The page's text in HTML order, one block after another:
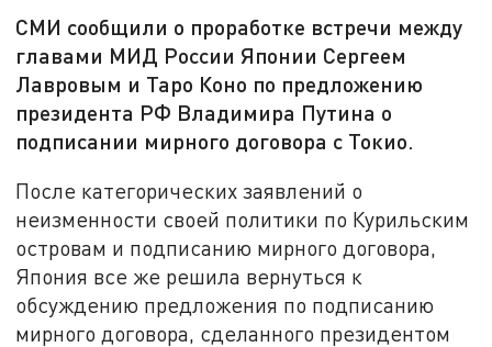
СМИ сообщили о проработке встречи между
главами МИД России Японии Сергеем
Лавровым и Таро Коно по предложению
президента РФ Владимира Путина о
подписании мирного договора с Токио.
После категорических заявлений о
неизменности своей политики по Курильским
островам и подписанию мирного договора,
Япония все же решила вернуться к
обсуждению предложения по подписанию
мирного договора, сделанного президентом